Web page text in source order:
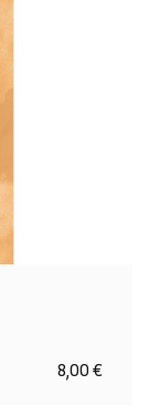
8,00 €